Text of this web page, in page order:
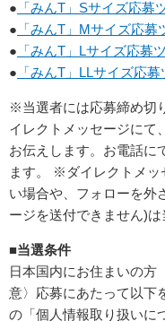
● 「みんT」Sサイズ応募
● 「みんT」Mサイズ応募
● 「みんT」Lサイズ応募
● 「みんT」LLサイズ応募
※当選者には応募締め切
イレクトメッセージにて
お伝えします。お電話に
ます。 ※ダイレクトメッ
い場合や、フォローを外
ージを送付できません)は
■当選条件
日本国内にお住まいの方
意〉応募にあたって以下
の「個人情報取り扱いに